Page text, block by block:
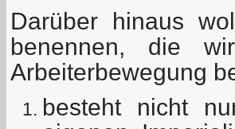
Darüber hinaus
benennen, die
Arbeiterbewegung
besteht nicht